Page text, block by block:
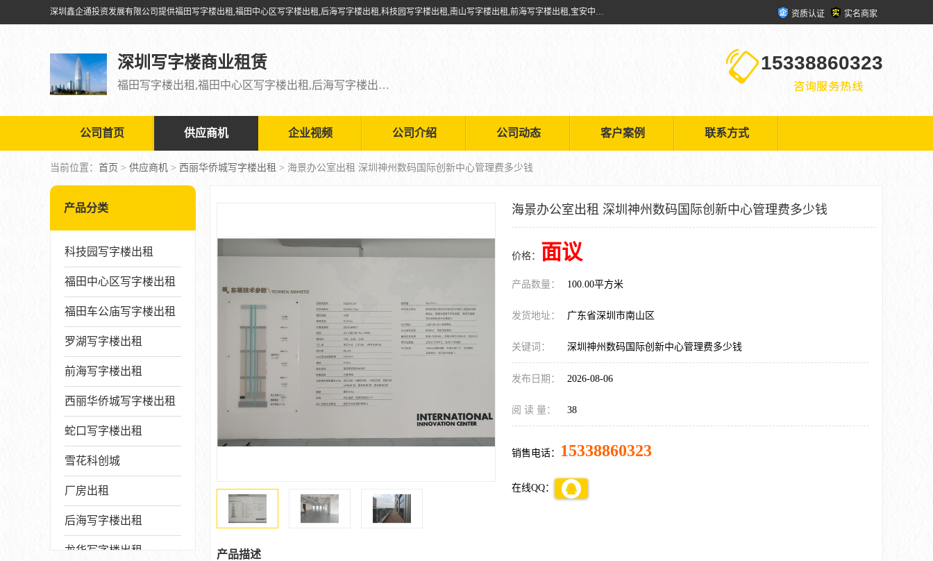
深圳鑫企通投资发展有限公司提供福田写字楼出租,福田中心区写字楼出租,后海写字楼出租,科技园写字楼出租,南山写字楼出租,前海写字楼出租,宝安中心写字楼出租,车公庙写字楼出租,深圳写字楼出租，欢迎有需要的朋友前来咨询。 资质认证 实名商家
深圳写字楼商业租赁
福田写字楼出租,福田中心区写字楼出租,后海写字楼出租,科技园写字楼出租,南山写字楼出租,前海写字楼出租,宝安中心写字楼出租
15338860323
公司首页 供应商机 企业视频 公司介绍 公司动态 客户案例 联系方式
当前位置： 首页 > 供应商机 > 西丽华侨城写字楼出租 > 海景办公室出租 深圳神州数码国际创新中心管理费多少钱
产品分类
科技园写字楼出租
福田中心区写字楼出租
福田车公庙写字楼出租
罗湖写字楼出租
前海写字楼出租
西丽华侨城写字楼出租
蛇口写字楼出租
雪花科创城
厂房出租
后海写字楼出租
龙华写字楼出租
海景办公室出租 深圳神州数码国际创新中心管理费多少钱
价格： 面议
产品数量： 100.00平方米
发货地址： 广东省深圳市南山区
关键词： 深圳神州数码国际创新中心管理费多少钱
发布日期： 2026-08-06
阅 读 量： 38
销售电话： 15338860323
在线QQ：
产品描述